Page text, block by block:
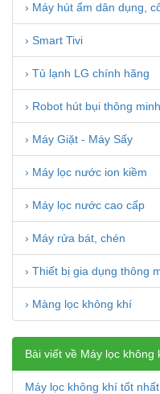
› Máy hút ẩm dân dụng,
› Smart Tivi
› Tủ lạnh LG chính hãng
› Robot hút bụi thông minh
› Máy Giặt - Máy Sấy
› Máy lọc nước ion kiềm
› Máy lọc nước cao cấp
› Máy rửa bát, chén
› Thiết bị gia dụng thông
› Màng lọc không khí
Bài viết về Máy lọc không
Máy lọc không khí tốt